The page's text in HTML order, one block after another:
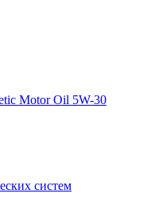
Motor Oil 5W-30
систем